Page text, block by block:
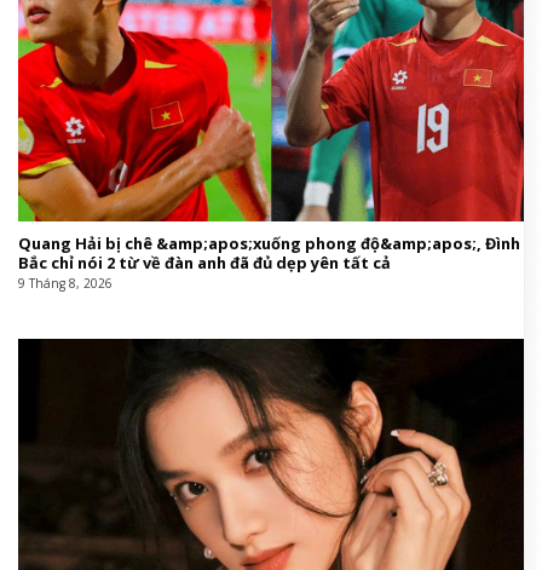
Quang Hải bị chê &amp;apos;xuống phong độ&amp;apos;, Đình
Bắc chỉ nói 2 từ về đàn anh đã đủ dẹp yên tất cả
9 Tháng 8, 2026